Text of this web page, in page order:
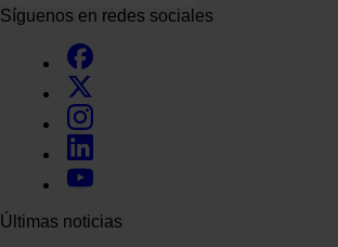
Síguenos en redes sociales
Últimas noticias